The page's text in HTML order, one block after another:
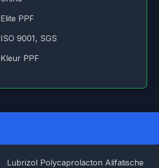
Elite PPF
ISO 9001, SGS
Kleur PPF
Lubrizol Polycaprolacton Alifatische